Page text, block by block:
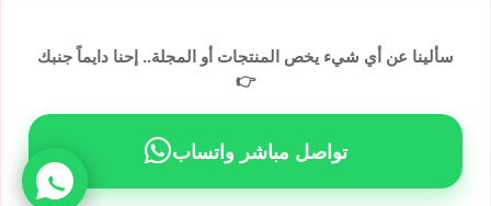
سألينا عن أي شيء يخص المنتجات أو المجلة.. إحنا دايماً جنبك
👉
تواصل مباشر واتساب